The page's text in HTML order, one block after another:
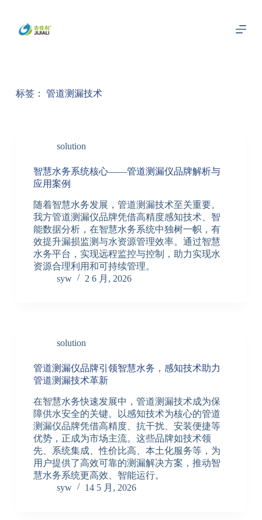
内
标签： 管道测漏技术
solution
智慧水务系统核心——管道测漏仪品牌解析与
应用案例
随着智慧水务发展，管道测漏技术至关重要。
我方管道测漏仪品牌凭借高精度感知技术、智
能数据分析，在智慧水务系统中独树一帜，有
效提升漏损监测与水资源管理效率。通过智慧
水务平台，实现远程监控与控制，助力实现水
资源合理利用和可持续管理。
syw
2 6 月, 2026
solution
管道测漏仪品牌引领智慧水务，感知技术助力
管道测漏技术革新
在智慧水务快速发展中，管道测漏技术成为保
障供水安全的关键。以感知技术为核心的管道
测漏仪品牌凭借高精度、抗干扰、安装便捷等
优势，正成为市场主流。这些品牌如技术领
先、系统集成、性价比高、本土化服务等，为
用户提供了高效可靠的测漏解决方案，推动智
慧水务系统更高效、智能运行。
syw
14 5 月, 2026